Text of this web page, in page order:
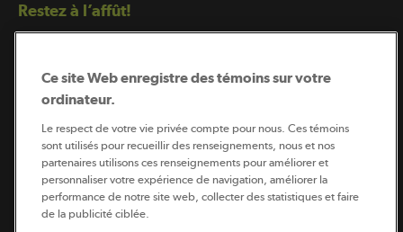
Restez à l’affût!
Abonnement à l’infolettre
Ce site Web enregistre des témoins sur votre
ordinateur.
Le respect de votre vie privée compte pour nous. Ces témoins
sont utilisés pour recueillir des renseignements, nous et nos
partenaires utilisons ces renseignements pour améliorer et
personnaliser votre expérience de navigation, améliorer la
performance de notre site web, collecter des statistiques et faire
de la publicité ciblée.